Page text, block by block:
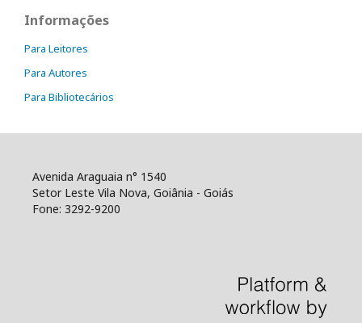
Informações
Para Leitores
Para Autores
Para Bibliotecários
Avenida Araguaia n° 1540
Setor Leste Vila Nova, Goiânia - Goiás
Fone: 3292-9200